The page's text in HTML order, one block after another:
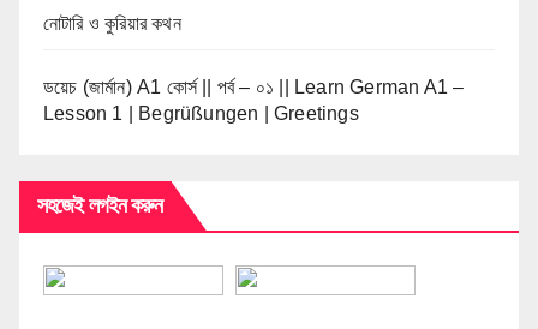
নোটারি ও কুরিয়ার কথন
ডয়েচ (জার্মান) A1 কোর্স || পর্ব – ০১ || Learn German A1 –
Lesson 1 | Begrüßungen | Greetings
সহজেই লগইন করুন